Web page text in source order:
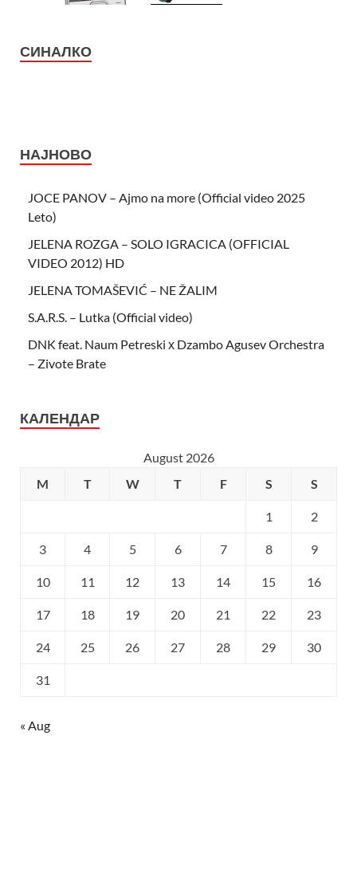
СИНАЛКО
НАЈНОВО
JOCE PANOV – Ajmo na more (Official video 2025
Leto)
JELENA ROZGA – SOLO IGRACICA (OFFICIAL
VIDEO 2012) HD
JELENA TOMAŠEVIĆ – NE ŽALIM
S.A.R.S. – Lutka (Official video)
DNK feat. Naum Petreski х Dzambo Agusev Orchestra
– Zivote Brate
КАЛЕНДАР
August 2026
M
T W T F S S
1 2
3 4 5 6 7 8 9
10 11 12 13 14 15 16
17 18 19 20 21 22 23
24 25 26 27 28 29 30
31
« Aug